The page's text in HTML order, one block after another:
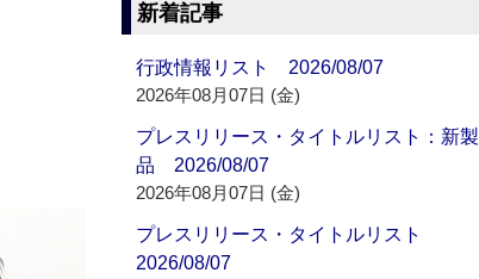
新着記事
行政情報リスト 2026/08/07
2026年08月07日 (金)
プレスリリース・タイトルリスト：新製
品 2026/08/07
2026年08月07日 (金)
プレスリリース・タイトルリスト
2026/08/07